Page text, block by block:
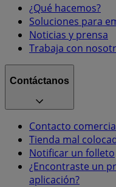
¿Qué hacemos?
Soluciones para
Noticias y prensa
Trabaja con
Contáctanos
Contacto
Tienda mal
Notificar un folleto
¿Encontraste un
aplicación?